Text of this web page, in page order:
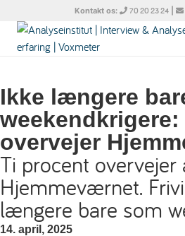
Kontakt os: 70 20 23 24 |
Ikke længere
overvejer
Ti procent
Hjemmeværnet.
længere bare som
14. april, 2025